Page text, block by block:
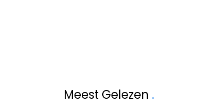
Meest Gelezen .